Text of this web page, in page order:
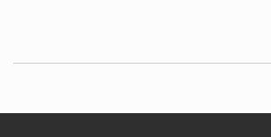
INFORMAZIONI SU KRONOTERM